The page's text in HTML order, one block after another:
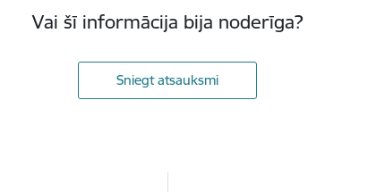
Vai šī informācija bija noderīga?
Sniegt atsauksmi